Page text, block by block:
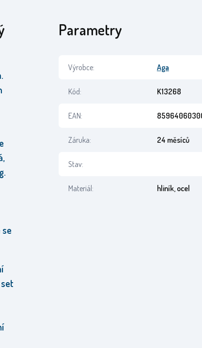
Parametry
Výrobce: Aga
Kód: K13268
EAN:
Záruka: 24 měsíců
Stav:
Materiál: hliník, ocel